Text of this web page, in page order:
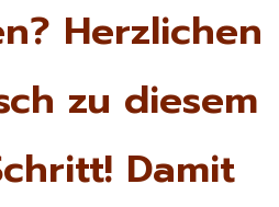
Herzlichen
zu diesem
Damit